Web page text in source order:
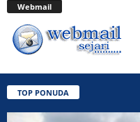
Webmail
TOP PONUDA